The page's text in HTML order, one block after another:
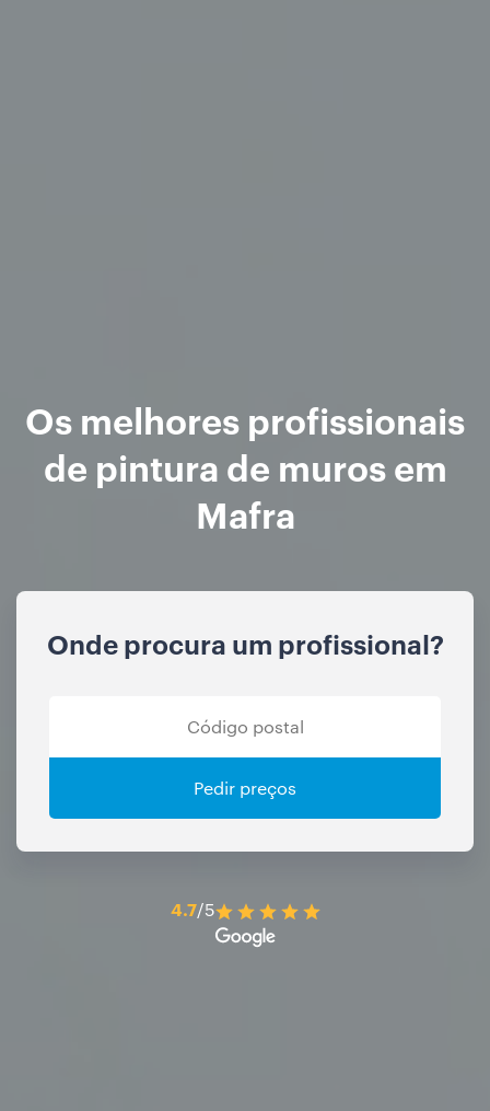
Os melhores profissionais
de pintura de muros em
Mafra
Onde procura um profissional?
Pedir preços
4.7/5